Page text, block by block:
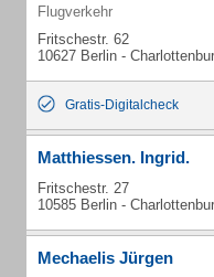
Flugverkehr
Fritschestr. 62
10627 Berlin -
Gratis-Digitalcheck
Matthiessen. Ingrid.
Fritschestr. 27
10585 Berlin -
Mechaelis Jürgen